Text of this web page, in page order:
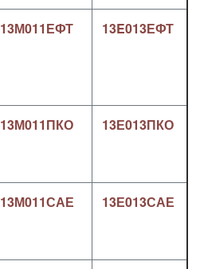
13М011ЕФТ 13E013ЕФТ
13М011ПКО 13Е013ПКО
13М011САЕ 13Е013САЕ